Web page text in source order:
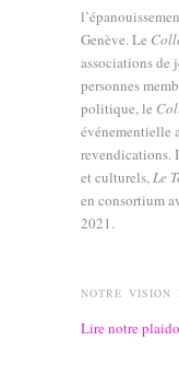
Genève. Le
associations de
personnes
politique, le
événementielle
revendications.
et culturels,Le
en consortium
2021.
NOTRE VISION
Lire notre